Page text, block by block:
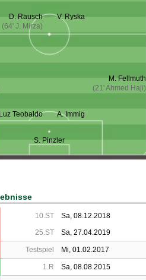
D. Rausch
(64' J. Mirza)
V. Ryska
M. Fellmuth
(21' Ahmed Haji)
Teobaldo A. Immig
S. Pinzler
10.ST Sa, 08.12.2018
25.ST
Sa, 27.04.2019
Testspiel Mi, 01.02.2017
1.R Sa, 08.08.2015